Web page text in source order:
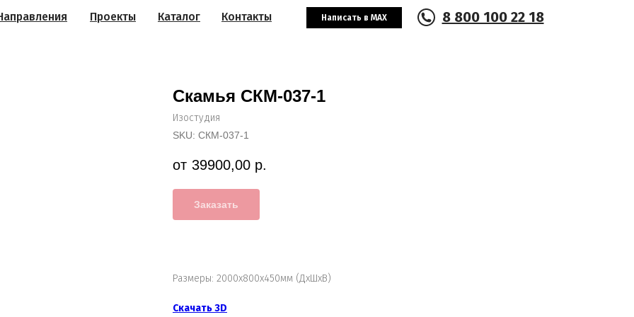
Контакты
Каталог 8 800 100 22 18
Проекты Написать в MAX
Скамья СКМ-037-1
Изостудия
SKU: СКМ-037-1
39900,00 р.
Заказать
Размеры: 2000х800х450мм (ДхШхВ)
Скачать 3D